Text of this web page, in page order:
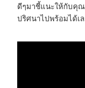
ดีๆมาชี้แนะให้กับคุ
ปริศนาไปพร้อมได้เ